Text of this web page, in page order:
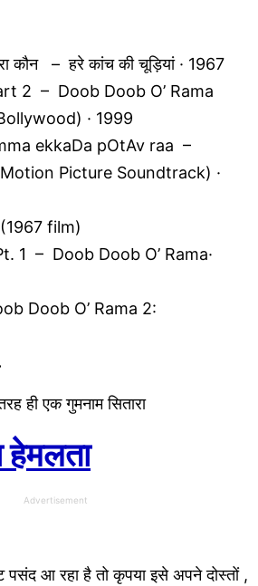
कौन – हरे कांच की चूड़ियां · 1967
2 – Doob Doob O’ Rama
· 1999
ekkaDa pOtAv raa –
Picture Soundtrack) ·
(1967 film)
1 – Doob Doob O’ Rama·
Doob O’ Rama 2:
ही एक गुमनाम सितारा
हेमलता
Advertisement
आ रहा है तो कृपया इसे अपने दोस्तों ,